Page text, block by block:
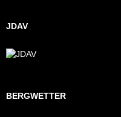
JDAV
BERGWETTER